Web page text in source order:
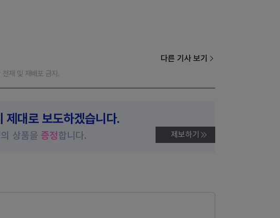
다른 기사 보기
및 재배포 금지.
제대로 보도하겠습니다.
상품을 증정합니다. 제보하기